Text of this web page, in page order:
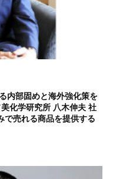
内部固めと海外強化策を
化学研究所 八木伸夫 社
売れる商品を提供する